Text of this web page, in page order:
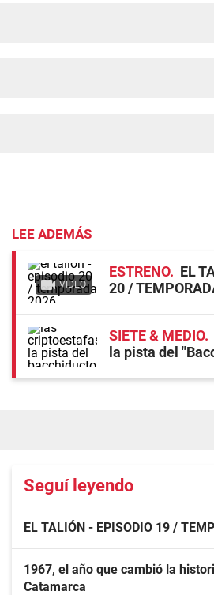
LEE ADEMÁS
VIDEO
ESTRENO
EL
20 /
SIETE & MEDIO
la pista del
Seguí leyendo
EL TALIÓN - EPISODIO 19 /
1967, el año que cambió la
Catamarca